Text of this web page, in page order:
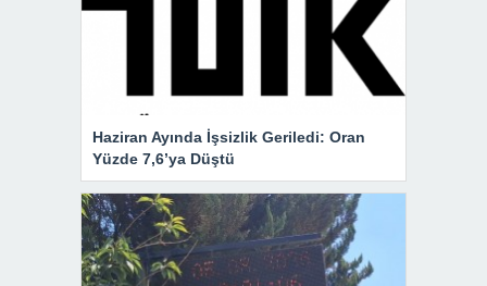
Haziran Ayında İşsizlik Geriledi: Oran
Yüzde 7,6’ya Düştü